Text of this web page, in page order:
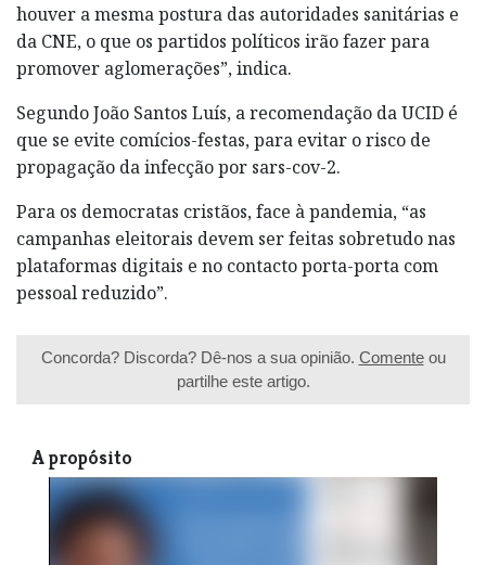
houver a mesma postura das autoridades sanitárias e
da CNE, o que os partidos políticos irão fazer para
promover aglomerações”, indica.
Segundo João Santos Luís, a recomendação da UCID é
que se evite comícios-festas, para evitar o risco de
propagação da infecção por sars-cov-2.
Para os democratas cristãos, face à pandemia, “as
campanhas eleitorais devem ser feitas sobretudo nas
plataformas digitais e no contacto porta-porta com
pessoal reduzido”.
Concorda? Discorda? Dê-nos a sua opinião. Comenteou
partilhe este artigo.
A propósito